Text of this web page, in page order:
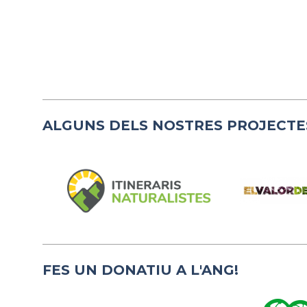
ALGUNS DELS NOSTRES
FES UN DONATIU A L'ANG!